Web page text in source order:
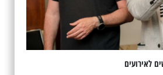
לאירועים